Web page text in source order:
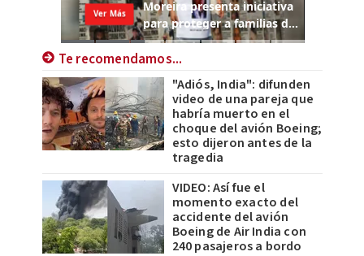
Te recomendamos...
"Adiós, India": difunden
video de una pareja que
habría muerto en el
choque del avión Boeing;
esto dijeron antes de la
tragedia
VIDEO: Así fue el
momento exacto del
accidente del avión
Boeing de Air India con
240 pasajeros a bordo